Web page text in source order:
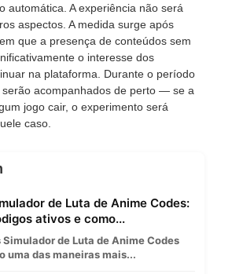
automática. A experiência não será
aspectos. A medida surge após
que a presença de conteúdos sem
o interesse dos
na plataforma. Durante o período
acompanhados de perto — se a
jogo cair, o experimento será
caso.
de Luta de Anime Codes:
ativos e como...
Simulador de Luta de Anime Codes
uma das maneiras mais...